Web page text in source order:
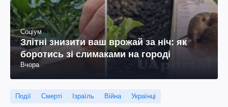
Соціум
Злітні знизити ваш врожай за ніч: як
боротись зі слимаками на городі
Вчора
Події Смерті Ізраїль Війна Українці